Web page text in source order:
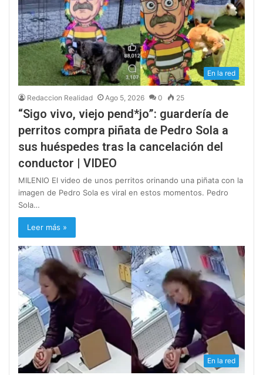
En la red
Redaccion Realidad Ago 5, 2026 0 25
“Sigo vivo, viejo pend*jo”: guardería de
perritos compra piñata de Pedro Sola a
sus huéspedes tras la cancelación del
conductor | VIDEO
MILENIO El video de unos perritos orinando una piñata con la
imagen de Pedro Sola es viral en estos momentos. Pedro
Sola…
Leer más »
En la red